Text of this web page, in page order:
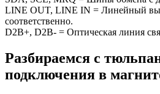
LINE OUT, LINE IN = Линейный
соответственно.
D2B+, D2B- = Оптическая линия
Разбираемся с
подключения в